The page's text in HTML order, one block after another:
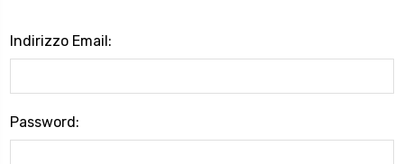
Indirizzo Email:
Password: